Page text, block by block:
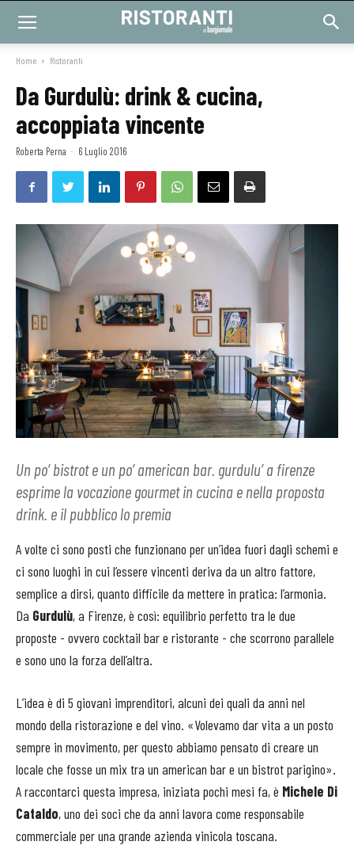
Home Ristoranti
Da Gurdulù: drink & cucina,
accoppiata vincente
Roberta Perna - 6 Luglio 2016
Un po’ bistrot e un po’ american bar. gurdulu’ a firenze
esprime la vocazione gourmet in cucina e nella proposta
drink. e il pubblico lo premia
A volte ci sono posti che funzionano per un’idea fuori dagli schemi e
ci sono luoghi in cui l’essere vincenti deriva da un altro fattore,
semplice a dirsi, quanto difficile da mettere in pratica: l’armonia.
Da Gurdulù, a Firenze, è così: equilibrio perfetto tra le due
proposte - ovvero cocktail bar e ristorante - che scorrono parallele
e sono uno la forza dell’altra.
L’idea è di 5 giovani imprenditori, alcuni dei quali da anni nel
mondo della ristorazione e del vino. «Volevamo dar vita a un posto
sempre in movimento, per questo abbiamo pensato di creare un
locale che fosse un mix tra un american bar e un bistrot parigino».
A raccontarci questa impresa, iniziata pochi mesi fa, è Michele Di
Cataldo, uno dei soci che da anni lavora come responsabile
commerciale per una grande azienda vinicola toscana.